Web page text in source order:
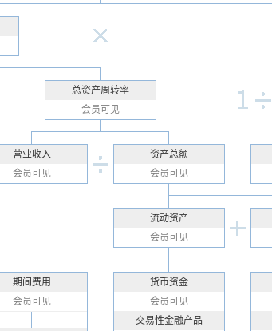
总资产周转率
会员可见
营业收入
会员可见
资产总额
会员可见
流动资产
会员可见
期间费用
会员可见
货币资金
会员可见
交易性金融产品